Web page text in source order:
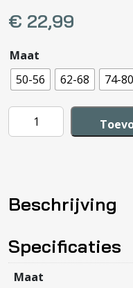
€ 22,99
Maat
50-56
62-68 74-80
Dirkje
Baby
aantal
Beschrijving
Specificaties
Maat